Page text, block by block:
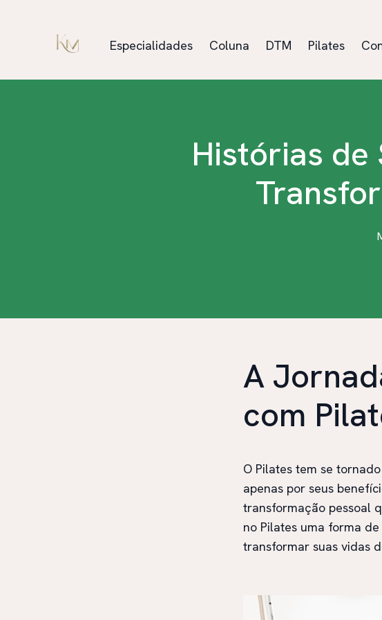
Especialidades Coluna DTM Pilates
Histórias de
A
com
O Pilates tem se
apenas por seus
transformação pessoal
no Pilates uma forma
transformar suas vidas